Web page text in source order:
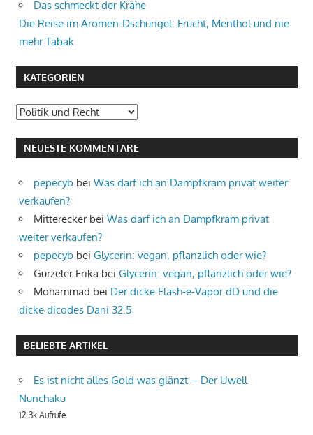
Das schmeckt der Krähe
Die Reise im Aromen-Dschungel: Frucht, Menthol und nie
mehr Tabak
KATEGORIEN
Kategorien
NEUESTE KOMMENTARE
pepecyb bei Was darf ich an Dampfkram privat weiter
verkaufen?
Mittereckerbei Was darf ich an Dampfkram privat
weiter verkaufen?
pepecyb bei Glycerin: vegan, pflanzlich oder wie?
Gurzeler Erika bei Glycerin: vegan, pflanzlich oder wie?
Mohammad bei Der dicke Flash-e-Vapor dD und die
dicke dicodes Dani 32.5
BELIEBTE ARTIKEL
Es ist nicht alles Gold was glänzt – Der Uwell
Nunchaku
12.3k Aufrufe